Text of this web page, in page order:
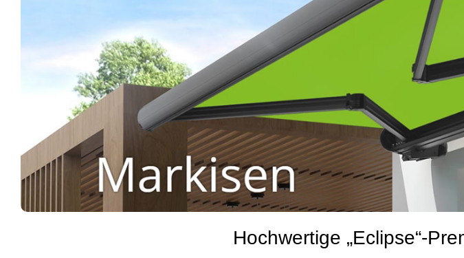
Hochwertige „Eclipse“-